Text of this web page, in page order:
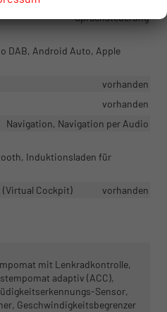
Sprachsteuerung
DAB, Android Auto, Apple
vorhanden
vorhanden
Navigation, Navigation per Audio
Induktionsladen für
Cockpit)
vorhanden
mit Lenkradkontrolle,
adaptiv (ACC),
Sensor,
Geschwindigkeitsbegrenzer